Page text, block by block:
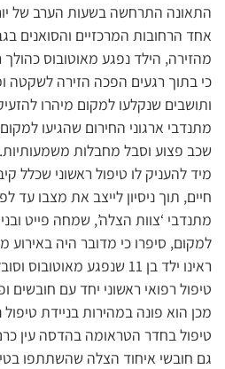
התאונה התרחשה בשעות הערב של
מהזירה, הילד נפגע מאוטובוס כהולך
כי בתוך רגעים הפכה הזירה לשקטה
ותושבים שנקלעו למקום מיהרו
מתנדבי ארגוני החירום שהגיעו
שכב פצוע וסבל מחבלות
מיד להעניק לו טיפול ראשוני שכלל
חיים, תוך ניסיון לייצב את מצבו עד
מתנדבי ‘צוות הצלה’, שמחה פייט
למקום, סיפרו כי מדובר היה באירוע
ראינו ילד בן 11 שנפגע
טיפול רפואי ראשוני יחד עם חובשים
מכן הוא פונה במהירות בניידת
טיפול בחדר הטראומה בהדסה עין
גם חובשי איחוד הצלה שהשתתפו